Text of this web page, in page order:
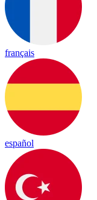
français
español